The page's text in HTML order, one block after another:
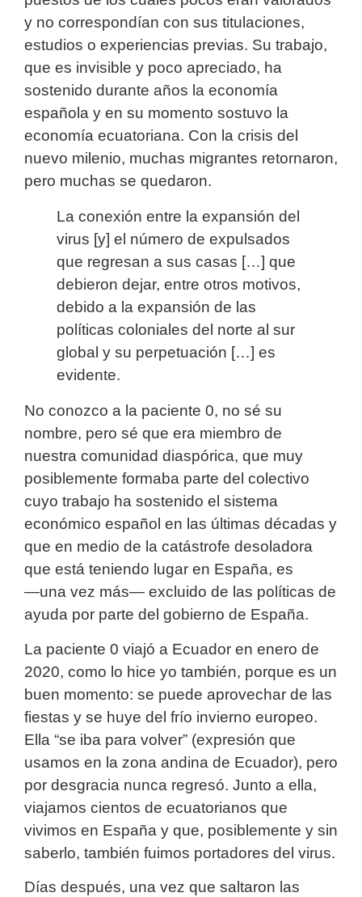
y no correspondían con sus titulaciones,
estudios o experiencias previas. Su trabajo,
que es invisible y poco apreciado, ha
sostenido durante años la economía
española y en su momento sostuvo la
economía ecuatoriana. Con la crisis del
nuevo milenio, muchas migrantes retornaron,
pero muchas se quedaron.
La conexión entre la expansión del
virus [y] el número de expulsados
que regresan a sus casas […] que
debieron dejar, entre otros motivos,
debido a la expansión de las
políticas coloniales del norte al sur
global y su perpetuación […] es
evidente.
No conozco a la paciente 0, no sé su
nombre, pero sé que era miembro de
nuestra comunidad diaspórica, que muy
posiblemente formaba parte del colectivo
cuyo trabajo ha sostenido el sistema
económico español en las últimas décadas y
que en medio de la catástrofe desoladora
que está teniendo lugar en España, es
―una vez más― excluido de las políticas de
ayuda por parte del gobierno de España.
La paciente 0 viajó a Ecuador en enero de
2020, como lo hice yo también, porque es un
buen momento: se puede aprovechar de las
fiestas y se huye del frío invierno europeo.
Ella “se iba para volver” (expresión que
usamos en la zona andina de Ecuador), pero
por desgracia nunca regresó. Junto a ella,
viajamos cientos de ecuatorianos que
vivimos en España y que, posiblemente y sin
saberlo, también fuimos portadores del virus.
Días después, una vez que saltaron las